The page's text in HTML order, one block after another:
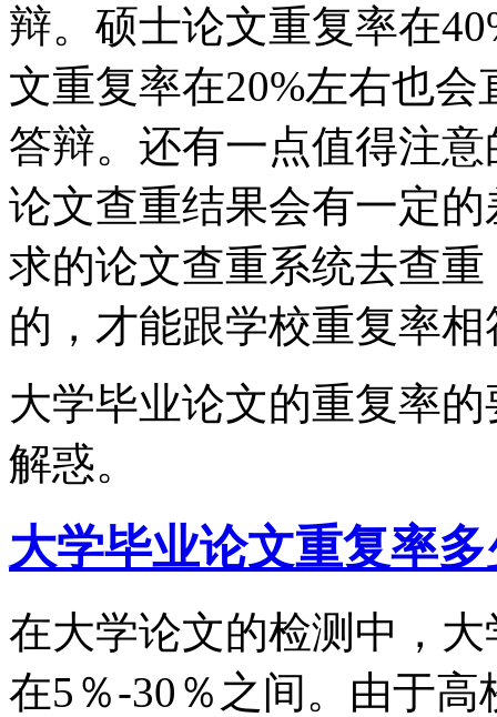
辩。硕士论文重复率在
文重复率在20%左右也
答辩。还有一点值得注
论文查重结果会有一定
求的论文查重系统去查
的，才能跟学校重复率相
大学毕业论文的重复率
解惑。
大学毕业论文重复率
在大学论文的检测中，
在5％-30％之间。由于